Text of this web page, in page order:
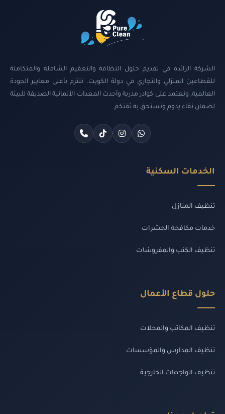
الشركة الرائدة في تقديم حلول النظافة والتعقيم الشاملة والمتكاملة
للقطاعين المنزلي والتجاري في دولة الكويت. نلتزم بأعلى معايير الجودة
العالمية، ونعتمد على كوادر مدربة وأحدث المعدات الألمانية الصديقة للبيئة
لضمان نقاء يدوم ونستحق به ثقتكم.
الخدمات السكنية
تنظيف المنازل
خدمات مكافحة الحشرات
تنظيف الكنب والمفروشات
حلول قطاع الأعمال
تنظيف المكاتب والمحلات
تنظيف المدارس والمؤسسات
تنظيف الواجهات الخارجية